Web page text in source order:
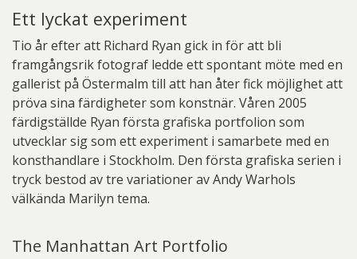
Ett lyckat experiment
Tio år efter att Richard Ryan gick in för att bli
framgångsrik fotograf ledde ett spontant möte med en
gallerist på Östermalm till att han åter fick möjlighet att
pröva sina färdigheter som konstnär. Våren 2005
färdigställde Ryan första grafiska portfolion som
utvecklar sig som ett experiment i samarbete med en
konsthandlare i Stockholm. Den första grafiska serien i
tryck bestod av tre variationer av Andy Warhols
välkända Marilyn tema.
The Manhattan Art Portfolio